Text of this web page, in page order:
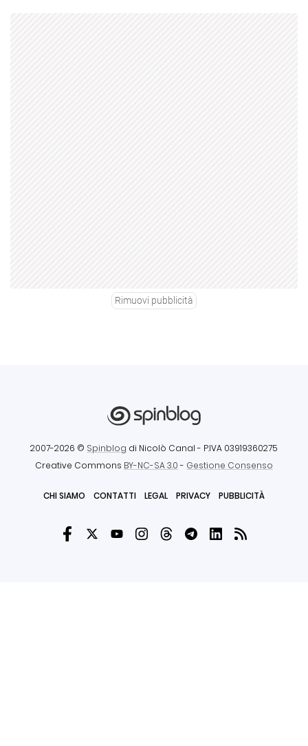
Rimuovi pubblicità
2007-2026 © Spinblog di Nicolò Canal - P.IVA 03919360275
Creative Commons BY-NC-SA 3.0- Gestione Consenso
CHI SIAMO CONTATTI LEGAL PRIVACY PUBBLICITÀ